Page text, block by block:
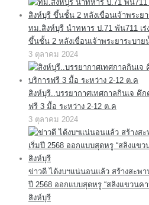
ทม.สิงห์บุรี นำทหาร ป.71 พัน711 เร่
ขึ้นชั้น 2 หลังเขื่อนเจ้าพระยาระบาย
3 ตุลาคม 2024
สิงห์บุรี..บรรยากาศเทศกาลกินเจ คึก
ฟรี 3 มื้อ ระหว่าง 2-12 ต.ค
3 ตุลาคม 2024
ข่าวดี ได้งบฯแน่นอนแล้ว สร้างสะพา
ปี 2568 ออกแบบสุดหรู “สลิงแขวน
สิงห์บุรี